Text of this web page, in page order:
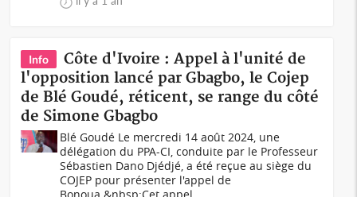
Info
Côte d'Ivoire : Appel à l'unité de
l'opposition lancé par Gbagbo, le Cojep
de Blé Goudé, réticent, se range du côté
de Simone Gbagbo
Blé Goudé Le mercredi 14 août 2024, une
délégation du PPA-CI, conduite par le Professeur
Sébastien Dano Djédjé, a été reçue au siège du
COJEP pour présenter l'appel de